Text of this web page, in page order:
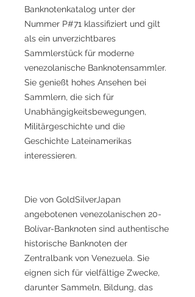
Banknotenkatalog unter der
Nummer P#71 klassifiziert und gilt
als ein unverzichtbares
Sammlerstück für moderne
venezolanische Banknotensammler.
Sie genießt hohes Ansehen bei
Sammlern, die sich für
Unabhängigkeitsbewegungen,
Militärgeschichte und die
Geschichte Lateinamerikas
interessieren.
Die von GoldSilverJapan
angebotenen venezolanischen 20-
Bolívar-Banknoten sind authentische
historische Banknoten der
Zentralbank von Venezuela. Sie
eignen sich für vielfältige Zwecke,
darunter Sammeln, Bildung, das